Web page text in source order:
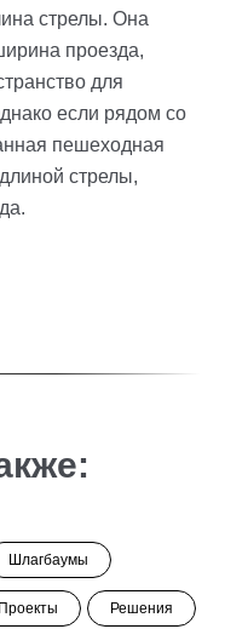
стрелы. Она
проезда,
для
если рядом со
пешеходная
стрелы,
Шлагбаумы
Проекты Решения